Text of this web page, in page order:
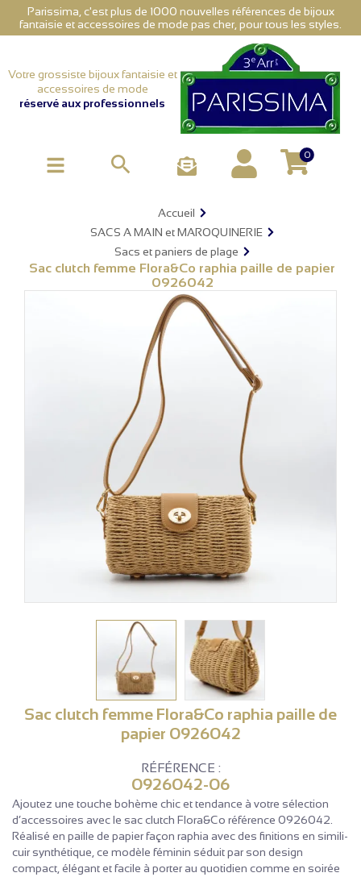
Parissima, c'est plus de 1000 nouvelles références de bijoux
fantaisie et accessoires de mode pas cher, pour tous les styles.
Votre grossiste bijoux fantaisie et
accessoires de mode
réservé aux professionnels
 0
Accueil
SACS A MAIN et MAROQUINERIE
Sacs et paniers de plage
Sac clutch femme Flora&Co raphia paille de papier
0926042
Sac clutch femme Flora&Co raphia paille de
papier 0926042
RÉFÉRENCE :
0926042-06
Ajoutez une touche bohème chic et tendance à votre sélection
d’accessoires avec le sac clutch Flora&Co référence 0926042.
Réalisé en paille de papier façon raphia avec des finitions en simili-
cuir synthétique, ce modèle féminin séduit par son design
compact, élégant et facile à porter au quotidien comme en soirée